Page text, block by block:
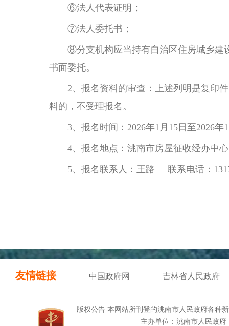
⑥法人代表证明；
⑦法人委托书；
⑧分支机构应当持有自治区住房城乡建设
书面委托。
2、报名资料的审查：上述列明是复印件
料的，不受理报名。
3、报名时间：2026年1月15日至2026年
4、报名地点：洮南市房屋征收经办中心
5、报名联系人：王路 联系电话：
友情链接 中国政府网 吉林省人民政府
版权公告 本网站所刊登的洮南市人民政府各种
主办单位：洮南市人民政